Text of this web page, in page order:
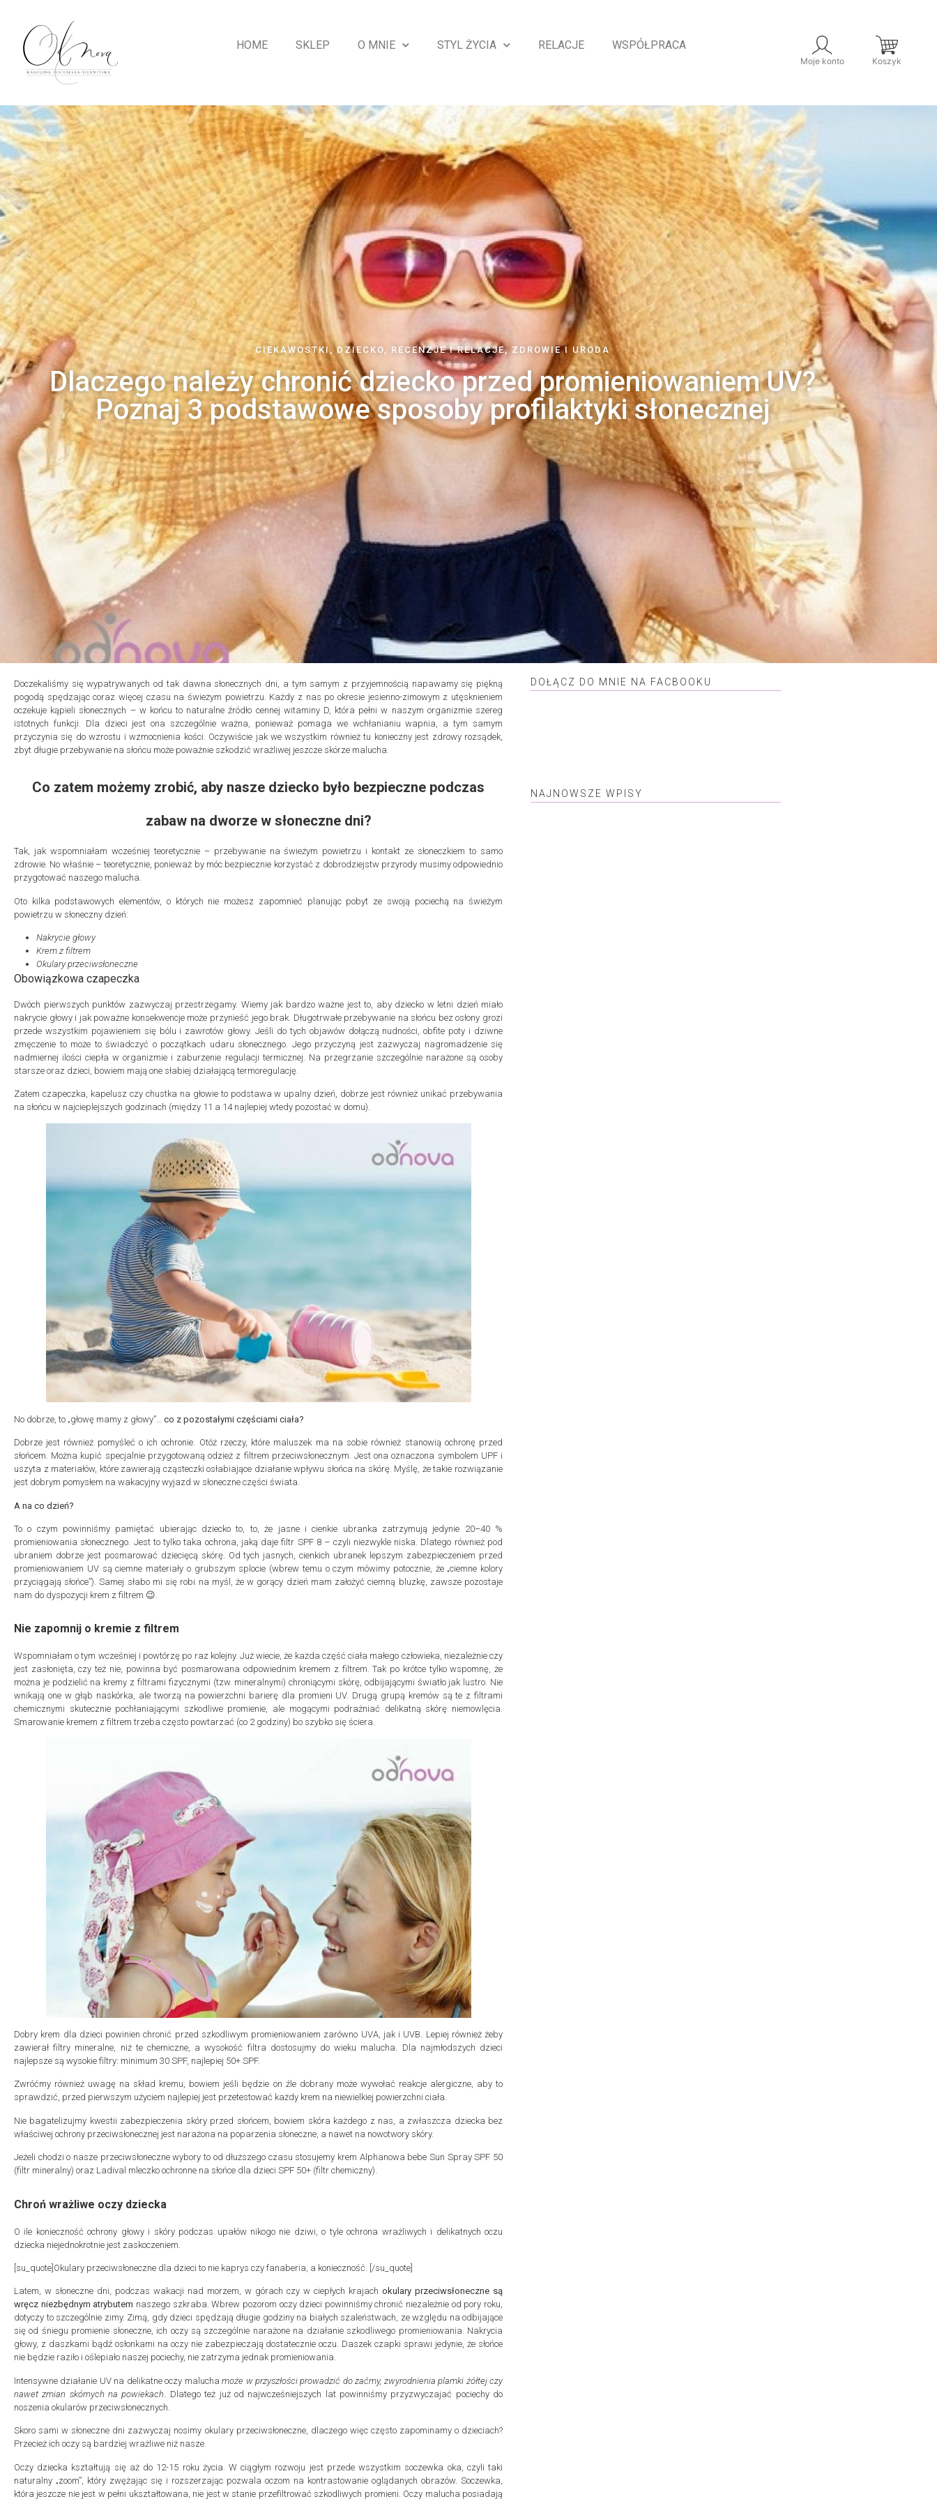
HOME SKLEP O MNIE STYL ŻYCIA RELACJE WSPÓŁPRACA
Moje konto Koszyk
CIEKAWOSTKI ,DZIECKO RECENZJE I RELACJE, ZDROWIE I URODA
Dlaczego należy chronić dziecko przed promieniowaniem UV?
Poznaj 3 podstawowe sposoby profilaktyki słonecznej
Doczekaliśmy się wypatrywanych od tak dawna słonecznych dni, a tym samym z przyjemnością napawamy się piękną
pogodą spędzając coraz więcej czasu na świeżym powietrzu. Każdy z nas po okresie jesienno-zimowym z utęsknieniem
oczekuje kąpieli słonecznych – w końcu to naturalne źródło cennej witaminy D, która pełni w naszym organizmie szereg
istotnych funkcji. Dla dzieci jest ona szczególnie ważna, ponieważ pomaga we wchłanianiu wapnia, a tym samym
przyczynia się do wzrostu i wzmocnienia kości. Oczywiście jak we wszystkim również tu konieczny jest zdrowy rozsądek,
zbyt długie przebywanie na słońcu może poważnie szkodzić wrażliwej jeszcze skórze malucha.
Co zatem możemy zrobić, aby nasze dziecko było bezpieczne podczas
zabaw na dworze w słoneczne dni?
Tak, jak wspomniałam wcześniej teoretycznie – przebywanie na świeżym powietrzu i kontakt ze słoneczkiem to samo
zdrowie. No właśnie – teoretycznie, ponieważ by móc bezpiecznie korzystać z dobrodziejstw przyrody musimy odpowiednio
przygotować naszego malucha.
Oto kilka podstawowych elementów, o których nie możesz zapomnieć planując pobyt ze swoją pociechą na świeżym
powietrzu w słoneczny dzień:
Nakrycie głowy
Krem z filtrem
Okulary przeciwsłoneczne
Obowiązkowa czapeczka
Dwóch pierwszych punktów zazwyczaj przestrzegamy. Wiemy jak bardzo ważne jest to, aby dziecko w letni dzień miało
nakrycie głowy i jak poważne konsekwencje może przynieść jego brak. Długotrwałe przebywanie na słońcu bez osłony grozi
przede wszystkim pojawieniem się bólu i zawrotów głowy. Jeśli do tych objawów dołączą nudności, obfite poty i dziwne
zmęczenie to może to świadczyć o początkach udaru słonecznego. Jego przyczyną jest zazwyczaj nagromadzenie się
nadmiernej ilości ciepła w organizmie i zaburzenie regulacji termicznej. Na przegrzanie szczególnie narażone są osoby
starsze oraz dzieci, bowiem mają one słabiej działającą termoregulację.
Zatem czapeczka, kapelusz czy chustka na głowie to podstawa w upalny dzień, dobrze jest również unikać przebywania
na słońcu w najcieplejszych godzinach (między 11 a 14 najlepiej wtedy pozostać w domu).
No dobrze, to „głowę mamy z głowy”… co z pozostałymi częściami ciała?
Dobrze jest również pomyśleć o ich ochronie. Otóż rzeczy, które maluszek ma na sobie również stanowią ochronę przed
słońcem. Można kupić specjalnie przygotowaną odzież z filtrem przeciwsłonecznym. Jest ona oznaczona symbolem UPF i
uszyta z materiałów, które zawierają cząsteczki osłabiające działanie wpływu słońca na skórę. Myślę, że takie rozwiązanie
jest dobrym pomysłem na wakacyjny wyjazd w słoneczne części świata.
A na co dzień?
To o czym powinniśmy pamiętać ubierając dziecko to, to, że jasne i cienkie ubranka zatrzymują jedynie 20–40 %
promieniowania słonecznego. Jest to tylko taka ochrona, jaką daje filtr SPF 8 – czyli niezwykle niska. Dlatego również pod
ubraniem dobrze jest posmarować dziecięcą skórę. Od tych jasnych, cienkich ubranek lepszym zabezpieczeniem przed
promieniowaniem UV są ciemne materiały o grubszym splocie (wbrew temu o czym mówimy potocznie, że „ciemne kolory
przyciągają słońce”). Samej słabo mi się robi na myśl, że w gorący dzień mam założyć ciemną bluzkę, zawsze pozostaje
nam do dyspozycji krem z filtrem 😉.
Nie zapomnij o kremie z filtrem
Wspomniałam o tym wcześniej i powtórzę po raz kolejny. Już wiecie, że każda część ciała małego człowieka, niezależnie czy
jest zasłonięta, czy też nie, powinna być posmarowana odpowiednim kremem z filtrem. Tak po krótce tylko wspomnę, że
można je podzielić na kremy z filtrami fizycznymi (tzw. mineralnymi) chroniącymi skórę, odbijającymi światło jak lustro. Nie
wnikają one w głąb naskórka, ale tworzą na powierzchni barierę dla promieni UV. Drugą grupą kremów są te z filtrami
chemicznymi skutecznie pochłaniającymi szkodliwe promienie, ale mogącymi podrażniać delikatną skórę niemowlęcia.
Smarowanie kremem z filtrem trzeba często powtarzać (co 2 godziny) bo szybko się ściera.
Dobry krem dla dzieci powinien chronić przed szkodliwym promieniowaniem zarówno UVA, jak i UVB. Lepiej również żeby
zawierał filtry mineralne, niż te chemiczne, a wysokość filtra dostosujmy do wieku malucha. Dla najmłodszych dzieci
najlepsze są wysokie filtry: minimum 30 SPF, najlepiej 50+ SPF.
Zwróćmy również uwagę na skład kremu, bowiem jeśli będzie on źle dobrany może wywołać reakcje alergiczne, aby to
sprawdzić, przed pierwszym użyciem najlepiej jest przetestować każdy krem na niewielkiej powierzchni ciała.
Nie bagatelizujmy kwestii zabezpieczenia skóry przed słońcem, bowiem skóra każdego z nas, a zwłaszcza dziecka bez
właściwej ochrony przeciwsłonecznej jest narażona na poparzenia słoneczne, a nawet na nowotwory skóry.
Jeżeli chodzi o nasze przeciwsłoneczne wybory to od dłuższego czasu stosujemy krem Alphanowa bebe Sun Spray SPF 50
(filtr mineralny) oraz Ladival mleczko ochronne na słońce dla dzieci SPF 50+ (filtr chemiczny).
Chroń wrażliwe oczy dziecka
O ile konieczność ochrony głowy i skóry podczas upałów nikogo nie dziwi, o tyle ochrona wrażliwych i delikatnych oczu
dziecka niejednokrotnie jest zaskoczeniem.
[su_quote]Okulary przeciwsłoneczne dla dzieci to nie kaprys czy fanaberia, a konieczność. [/su_quote]
Latem, w słoneczne dni, podczas wakacji nad morzem, w górach czy w ciepłych krajach okulary przeciwsłoneczne są
wręcz niezbędnym atrybutem naszego szkraba. Wbrew pozorom oczy dzieci powinniśmy chronić niezależnie od pory roku,
dotyczy to szczególnie zimy. Zimą, gdy dzieci spędzają długie godziny na białych szaleństwach, ze względu na odbijające
się od śniegu promienie słoneczne, ich oczy są szczególnie narażone na działanie szkodliwego promieniowania. Nakrycia
głowy, z daszkami bądź osłonkami na oczy nie zabezpieczają dostatecznie oczu. Daszek czapki sprawi jedynie, że słońce
nie będzie raziło i oślepiało naszej pociechy, nie zatrzyma jednak promieniowania.
Intensywne działanie UV na delikatne oczy maluchamoże w przyszłości prowadzić do zaćmy, zwyrodnienia plamki żółtej czy
nawet zmian skórnych na powiekach . Dlatego też już od najwcześniejszych lat powinniśmy przyzwyczajać pociechy do
noszenia okularów przeciwsłonecznych.
Skoro sami w słoneczne dni zazwyczaj nosimy okulary przeciwsłoneczne, dlaczego więc często zapominamy o dzieciach?
Przecież ich oczy są bardziej wrażliwe niż nasze.
Oczy dziecka kształtują się aż do 12-15 roku życia. W ciągłym rozwoju jest przede wszystkim soczewka oka, czyli taki
naturalny „zoom”, który zwężając się i rozszerzając pozwala oczom na kontrastowanie oglądanych obrazów. Soczewka,
która jeszcze nie jest w pełni ukształtowana, nie jest w stanie przefiltrować szkodliwych promieni. Oczy malucha posiadają
DOŁĄCZ DO MNIE NA FACBOOKU
NAJNOWSZE WPISY